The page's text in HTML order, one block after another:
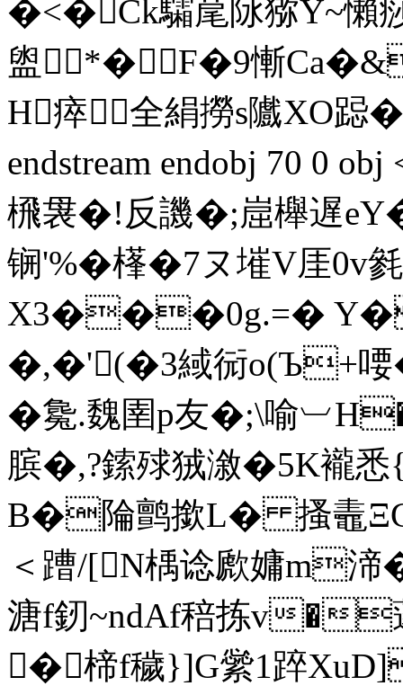
�<�Ck驦 荱阥猕Y~懶
盥*�F�9慚
H瘁全絹撈s隵XO跽
endstream endobj 70 0
榌袰 �!反譏�;崫櫸遅
锎'%� 樥�7ヌ墔V厓
X3���0g.=�
�,�'(�3緎衏o(Ъ+喓
�毚.魏圉p友�;\喻
膑�,?鎍殏狨漵�5K襱
B�陯鹯撳L� 搔
＜蹧/[N楀谂歋嫞m
溏f釰~ndAf稖拣v�
�楴f穢}]G繠1踤